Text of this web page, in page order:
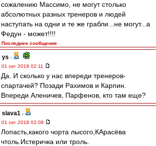
сожалению Массимо, не могут столько
абсолютных разных тренеров и людей
наступать на одни и те же грабли...не могут...а
Федун - может!!!!
Последнее сообщение
ys -
01 окт 2018 02:11
Да. И сколько у нас впереди тренеров-
спартачей? Позади Рахимов и Карпин.
Впереди Аленичев, Парфенов, кто там еще?
slava1 -
01 окт 2018 02:08
Лопасть,какого чорта лысого,КАрасёва
чтоль.Истеричка или троль.